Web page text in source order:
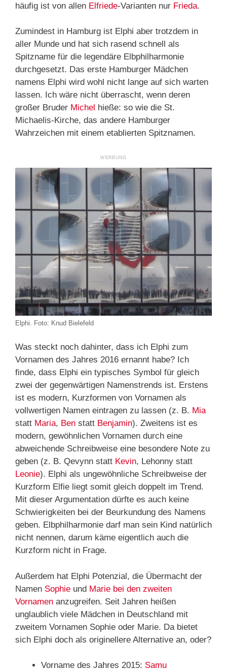
häufig ist von allen Elfriede-Varianten nur Frieda.
Zumindest in Hamburg ist Elphi aber trotzdem in
aller Munde und hat sich rasend schnell als
Spitzname für die legendäre Elbphilharmonie
durchgesetzt. Das erste Hamburger Mädchen
namens Elphi wird wohl nicht lange auf sich warten
lassen. Ich wäre nicht überrascht, wenn deren
großer Bruder Michel hieße: so wie die St.
Michaelis-Kirche, das andere Hamburger
Wahrzeichen mit einem etablierten Spitznamen.
Elphi. Foto: Knud Bielefeld
Was steckt noch dahinter, dass ich Elphi zum
Vornamen des Jahres 2016 ernannt habe? Ich
finde, dass Elphi ein typisches Symbol für gleich
zwei der gegenwärtigen Namenstrends ist. Erstens
ist es modern, Kurzformen von Vornamen als
vollwertigen Namen eintragen zu lassen (z. B. Mia
statt Maria, Ben statt Benjamin). Zweitens ist es
modern, gewöhnlichen Vornamen durch eine
abweichende Schreibweise eine besondere Note zu
geben (z. B. Qevynn statt Kevin, Lehonny statt
Leonie). Elphi als ungewöhnliche Schreibweise der
Kurzform Elfie liegt somit gleich doppelt im Trend.
Mit dieser Argumentation dürfte es auch keine
Schwierigkeiten bei der Beurkundung des Namens
geben. Elbphilharmonie darf man sein Kind natürlich
nicht nennen, darum käme eigentlich auch die
Kurzform nicht in Frage.
Außerdem hat Elphi Potenzial, die Übermacht der
Namen Sophie und Marie bei den zweiten
Vornamen anzugreifen. Seit Jahren heißen
unglaublich viele Mädchen in Deutschland mit
zweitem Vornamen Sophie oder Marie. Da bietet
sich Elphi doch als originellere Alternative an, oder?
Vorname des Jahres 2015: Samu